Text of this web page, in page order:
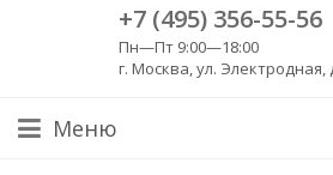
+7 (495) 356-55-56
Пн—Пт 9:00—18:00
г. Москва, ул. Электродная,
Меню